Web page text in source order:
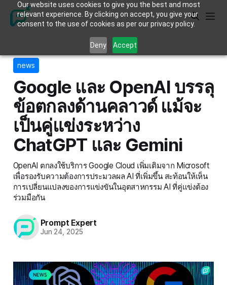
Our website uses cookies to give you the best and most
relevant experience. By clicking on accept, you give your
consent to the use of cookies as per our privacy policy.
Deny Accept
news
Google และ OpenAI บรรลุ
ข้อตกลงด้านคลาวด์ แม้จะ
เป็นคู่แข่งระหว่าง
ChatGPT และ Gemini
OpenAI ตกลงใช้บริการ Google Cloud เพิ่มเติมจาก Microsoft
เพื่อรองรับความต้องการประมวลผล AI ที่เพิ่มขึ้น สะท้อนให้เห็น
การเปลี่ยนแปลงของการแข่งขันในอุตสาหกรรม AI ที่คู่แข่งต้อง
ร่วมมือกัน
Prompt Expert
Jun 24, 2025